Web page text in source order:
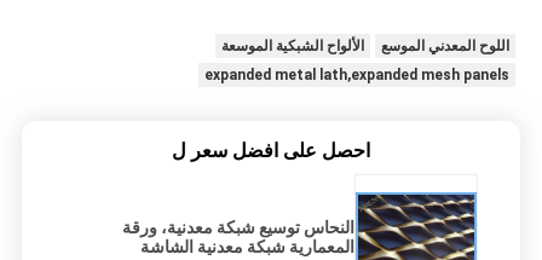
اللوح المعدني الموسع
الألواح الشبكية الموسعة
expanded metal lath,expanded mesh panels
احصل على افضل سعر ل
النحاس توسيع شبكة معدنية، ورقة
المعمارية شبكة معدنية الشاشة